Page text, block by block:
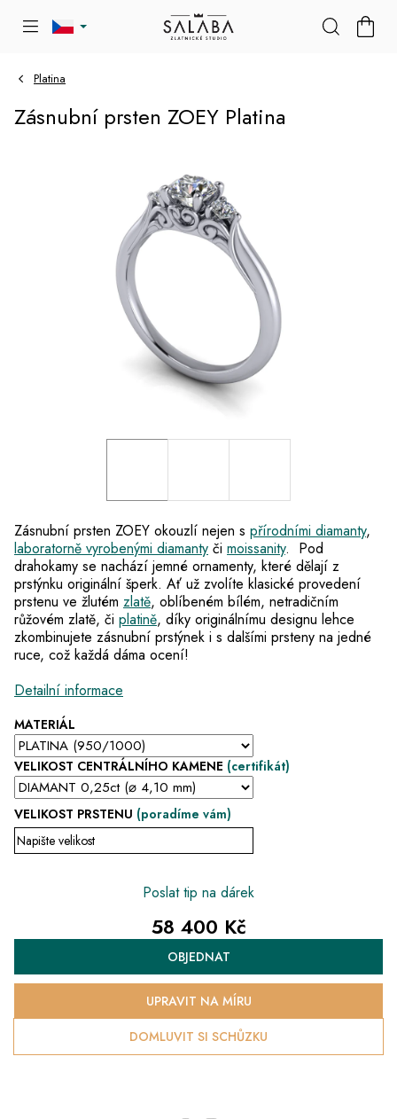
Platina
Zásnubní prsten ZOEY Platina
MATERIÁL
VELIKOST CENTRÁLNÍHO KAMENE (certifikát)
VELIKOST PRSTENU (poradíme vám)
Zásnubní prsten ZOEY okouzlí nejen s přírodními diamanty,
laboratorně vyrobenými diamanty či moissanity. Pod
drahokamy se nachází jemné ornamenty, které dělají z
prstýnku originální šperk. Ať už zvolíte klasické provedení
prstenu ve žlutém zlatě, oblíbeném bílém, netradičním
růžovém zlatě, či platině, díky originálnímu designu lehce
zkombinujete zásnubní prstýnek i s dalšími prsteny na jedné
ruce, což každá dáma ocení!
Detailní informace
Poslat tip na dárek
58 400 Kč
Měrná
cena:
OBJEDNAT
DOMLUVIT SI SCHŮZKU
UPRAVIT NA MÍRU